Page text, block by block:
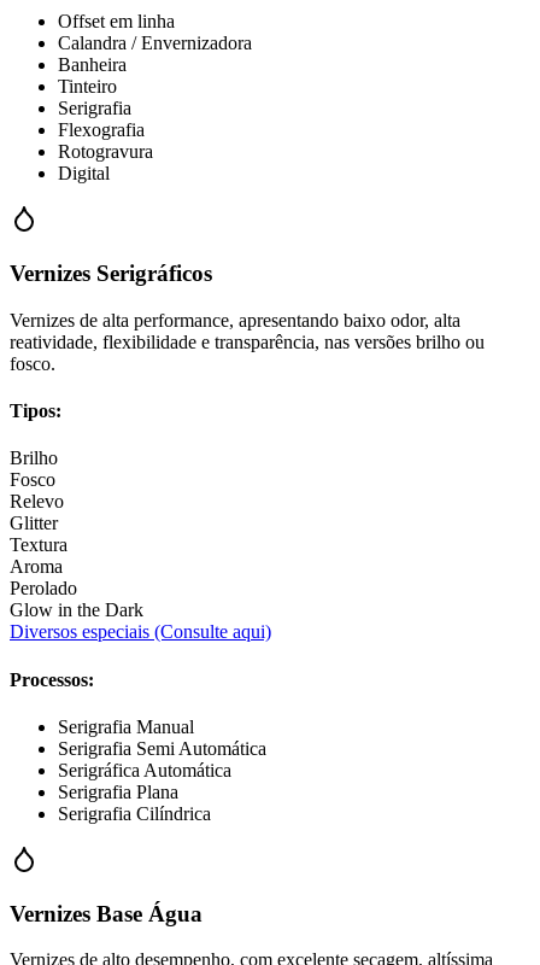
Offset em linha
Calandra / Envernizadora
Banheira
Tinteiro
Serigrafia
Flexografia
Rotogravura
Digital
Vernizes Serigráficos
Vernizes de alta performance, apresentando baixo odor, alta
reatividade, flexibilidade e transparência, nas versões brilho ou
fosco.
Tipos:
Brilho
Fosco
Relevo
Glitter
Textura
Aroma
Perolado
Glow in the Dark
Diversos especiais (Consulte aqui)
Processos:
Serigrafia Manual
Serigrafia Semi Automática
Serigráfica Automática
Serigrafia Plana
Serigrafia Cilíndrica
Vernizes Base Água
Vernizes de alto desempenho, com excelente secagem, altíssima